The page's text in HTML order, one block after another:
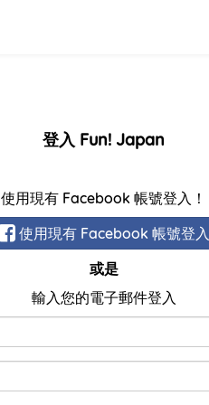
登入 Fun! Japan
使用現有 Facebook 帳號登入！
使用現有 Facebook 帳號登入
或是
輸入您的電子郵件登入
子
郵
碼